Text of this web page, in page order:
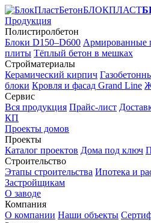
БЛОКПЛАСТ
Продукция
Полистиролбетон
Блоки D150–D600 Армированные
плиты Тёплый бетон в мешках
Стройматериалы
Керамический кирпич
блоки Кровля и фасад Grand Line
Сервис
Вся продукция Прайс-лист
КП
Проекты домов
Проекты
Каталог проектов Дома под ключ
Строительство
Этапы строительства Ипотека и
Застройщикам
О заводе
Компания
О компании Наши объекты